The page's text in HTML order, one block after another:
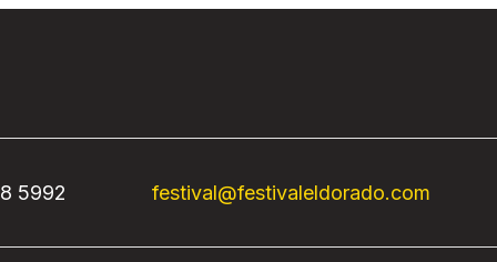
5992 festival@festivaleldorado.com